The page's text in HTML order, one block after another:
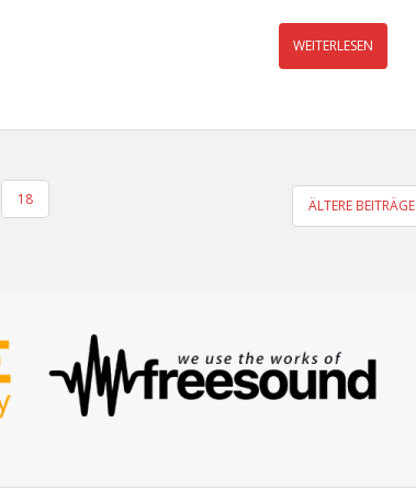
WEITERLESEN
18 ÄLTERE BEITRÄGE